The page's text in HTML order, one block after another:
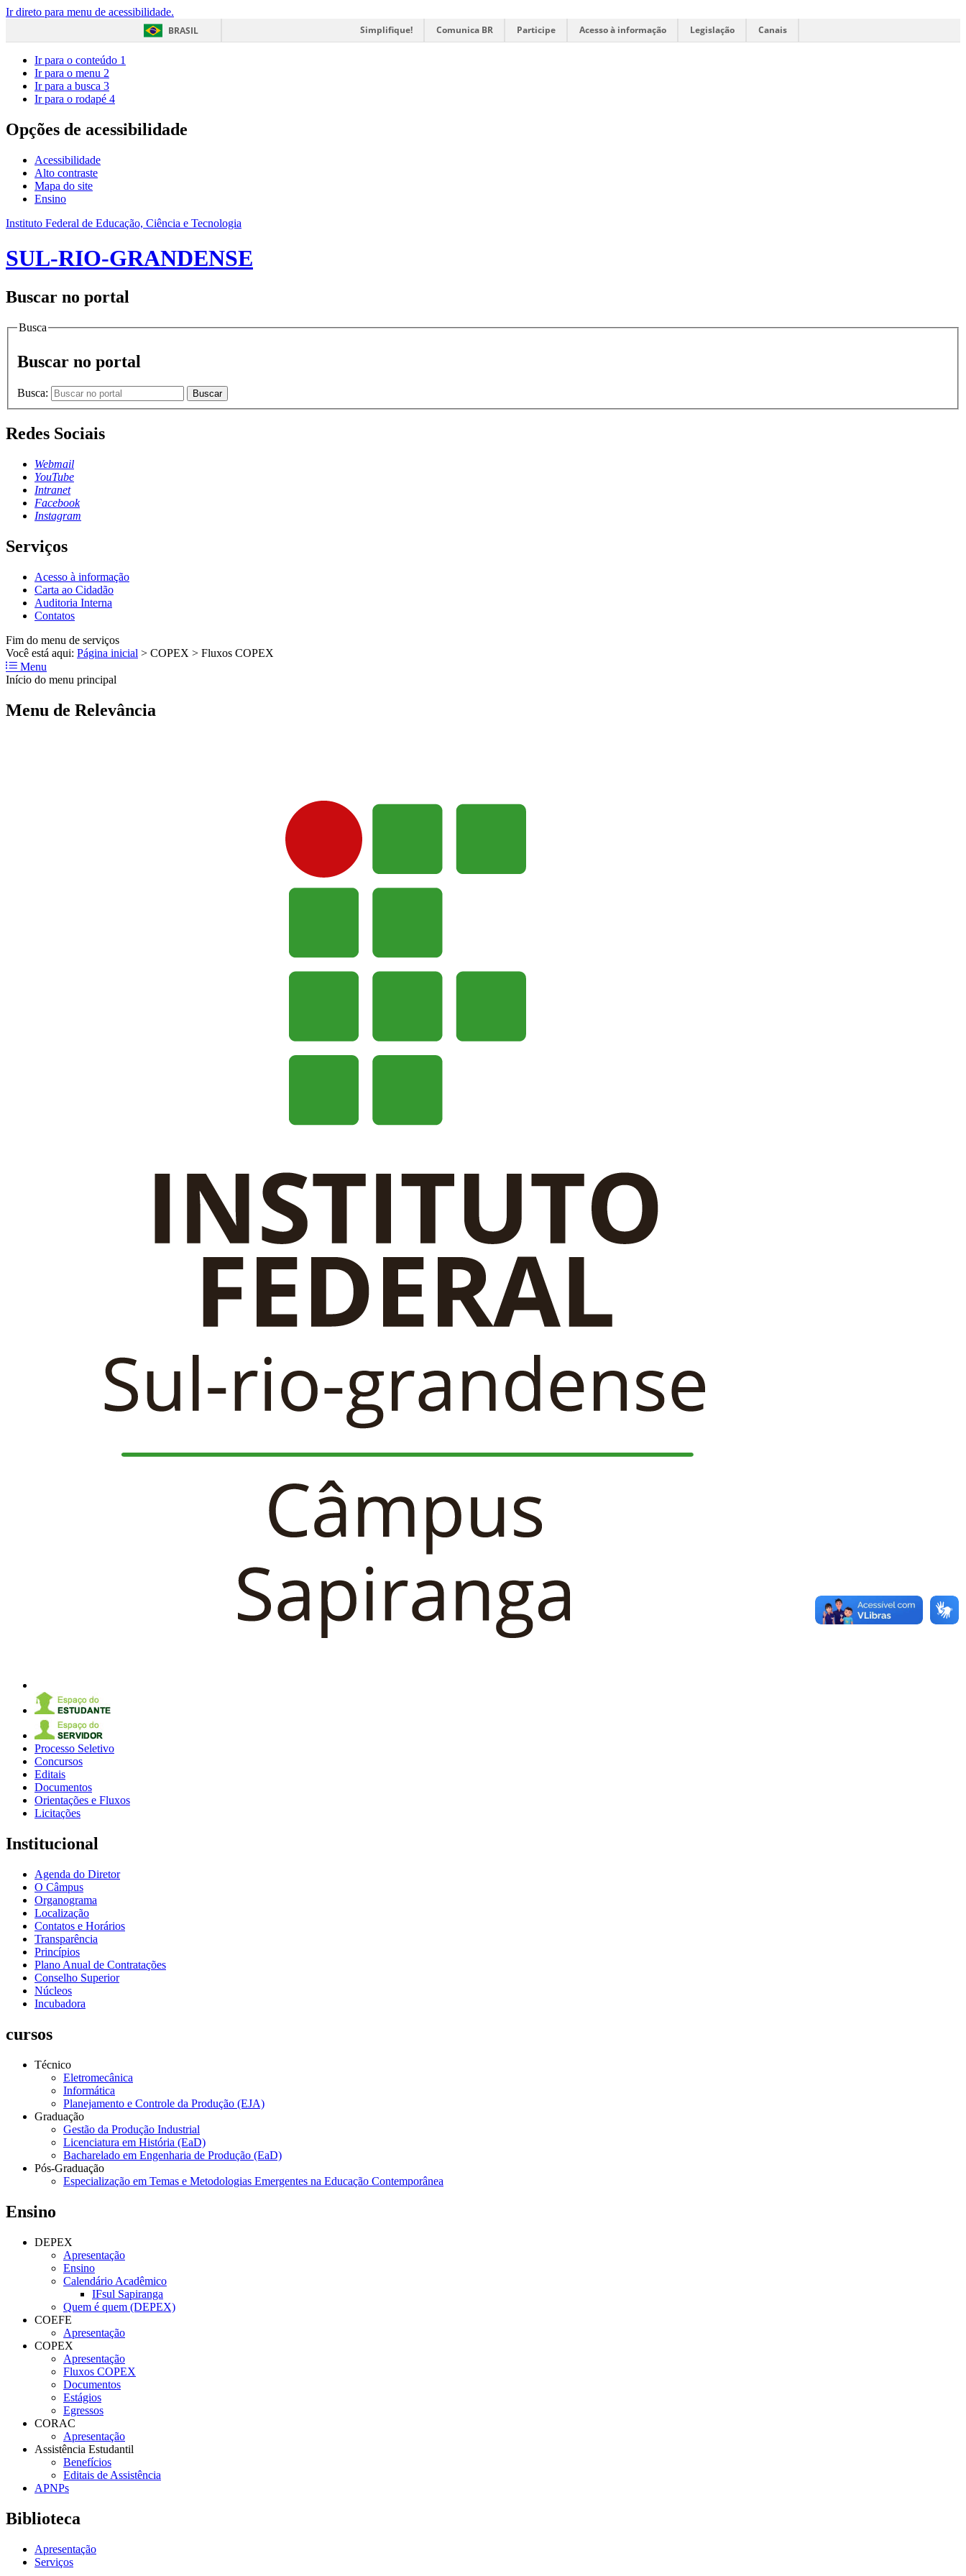
Ir direto para menu de acessibilidade.
BRASIL
Simplifique! Comunica BR Participe Acesso à informação Legislação Canais
Ir para o conteúdo 1
Ir para o menu 2
Ir para a busca 3
Ir para o rodapé 4
Opções de acessibilidade
Acessibilidade
Alto contraste
Mapa do site
Ensino
Instituto Federal de Educação, Ciência e Tecnologia
SUL-RIO-GRANDENSE
Buscar no portal
Busca
Buscar no portal
Busca: Buscar
Redes Sociais
Webmail
YouTube
Intranet
Facebook
Instagram
Serviços
Acesso à informação
Carta ao Cidadão
Auditoria Interna
Contatos
Fim do menu de serviços
Você está aqui: Página inicial > COPEX > Fluxos COPEX
Menu
Início do menu principal
Menu de Relevância
Processo Seletivo
Concursos
Editais
Documentos
Orientações e Fluxos
Licitações
Institucional
Agenda do Diretor
O Câmpus
Organograma
Localização
Contatos e Horários
Transparência
Princípios
Plano Anual de Contratações
Conselho Superior
Núcleos
Incubadora
cursos
Técnico
Eletromecânica
Informática
Planejamento e Controle da Produção (EJA)
Graduação
Gestão da Produção Industrial
Licenciatura em História (EaD)
Bacharelado em Engenharia de Produção (EaD)
Pós-Graduação
Especialização em Temas e Metodologias Emergentes na Educação Contemporânea
Ensino
DEPEX
Apresentação
Ensino
Calendário Acadêmico
IFsul Sapiranga
Quem é quem (DEPEX)
COEFE
Apresentação
COPEX
Apresentação
Fluxos COPEX
Documentos
Estágios
Egressos
CORAC
Apresentação
Assistência Estudantil
Benefícios
Editais de Assistência
APNPs
Biblioteca
Apresentação
Serviços